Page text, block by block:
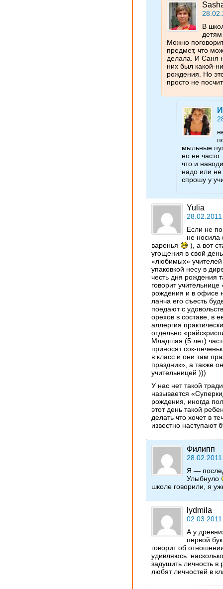
В
Можно
предмет, что
делала. И Саня
них был какой-
рождения. Но
просто не
мыльные
но не
что и
надо или
спрошу у
Yulia
Если не
не носила
варенья
), а вот
угощения в свой
«любимых»
упаковкой несу в
честь дня рождения
говорит
рождения и в офисе
ланча его съесть
поедают с
орехов в составе, в
аллергия
отдельно
Младшая (5 лет)
приносят сок-
в класс и они там
праздник», а также
учительницей )))
У нас нет такой
называется
рождения, иногда
этот день такой
делать что хочет в
известно наступают
Филипп
Я —
Улыбнуло
школе говорили, я
lydmila
А у
первой
говорит об
удивляюсь:
задушить личность в
любят личностей в